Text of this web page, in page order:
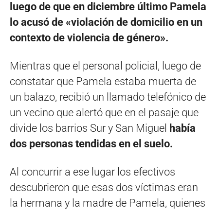
luego de que en diciembre último Pamela
lo acusó de «violación de domicilio en un
contexto de violencia de género».
Mientras que el personal policial, luego de
constatar que Pamela estaba muerta de
un balazo, recibió un llamado telefónico de
un vecino que alertó que en el pasaje que
divide los barrios Sur y San Miguel había
dos personas tendidas en el suelo.
Al concurrir a ese lugar los efectivos
descubrieron que esas dos víctimas eran
la hermana y la madre de Pamela, quienes